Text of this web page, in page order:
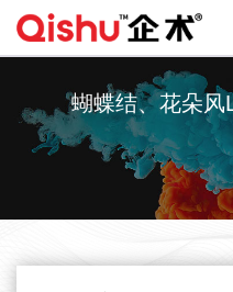
蝴蝶结、花朵风